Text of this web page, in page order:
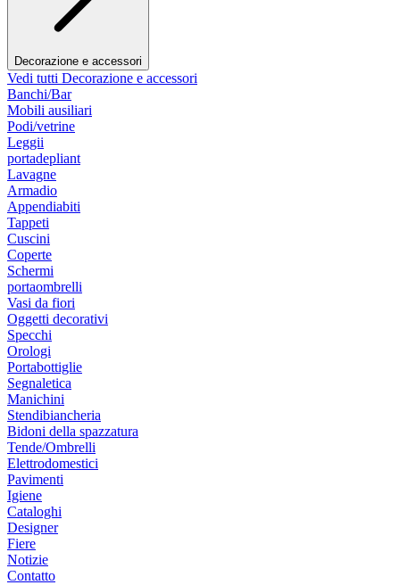
Decorazione e accessori
Vedi tutti Decorazione e accessori
Banchi/Bar
Mobili ausiliari
Podi/vetrine
Leggii
portadepliant
Lavagne
Armadio
Appendiabiti
Tappeti
Cuscini
Coperte
Schermi
portaombrelli
Vasi da fiori
Oggetti decorativi
Specchi
Orologi
Portabottiglie
Segnaletica
Manichini
Stendibiancheria
Bidoni della spazzatura
Tende/Ombrelli
Elettrodomestici
Pavimenti
Igiene
Cataloghi
Designer
Fiere
Notizie
Contatto